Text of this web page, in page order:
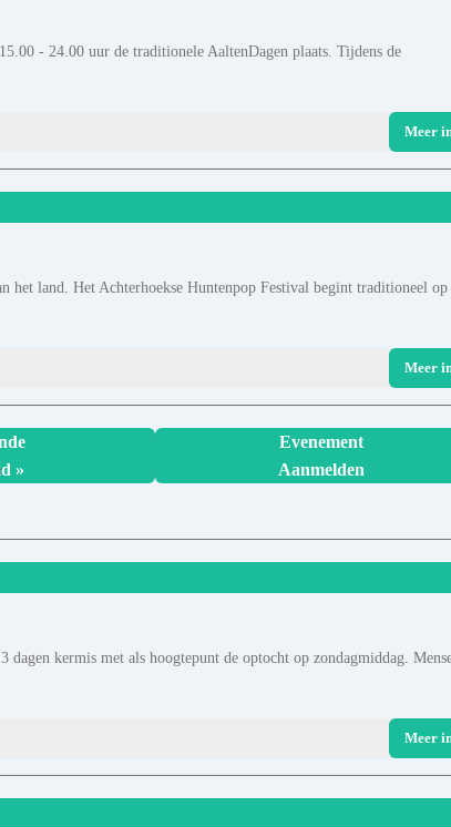
- 24.00 uur de traditionele AaltenDagen plaats. Tijdens de
Meer
het land. Het Achterhoekse Huntenpop Festival begint traditioneel op
Meer
»
Evenement
Aanmelden
kermis met als hoogtepunt de optocht op zondagmiddag.
Meer